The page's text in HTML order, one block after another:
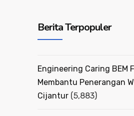
Berita Terpopuler
Engineering Caring BEM
Membantu Penerangan
Cijantur (5,883)